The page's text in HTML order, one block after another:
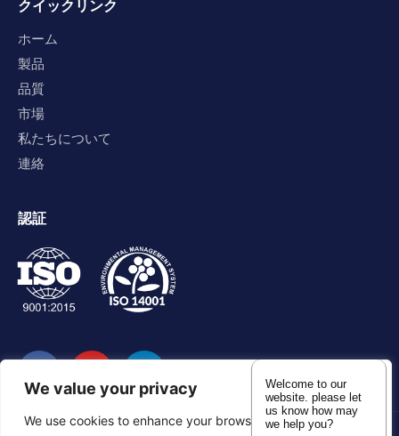
We value your privacy
We use cookies to enhance your browsing experience,
クイックリンク
ホーム
製品
品質
市場
私たちについて
連絡
認証
Welcome to our
website. please let
us know how may
we help you?